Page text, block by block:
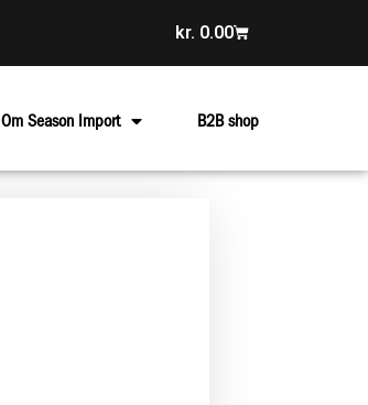
kr. 0.00
Om Season Import B2B shop